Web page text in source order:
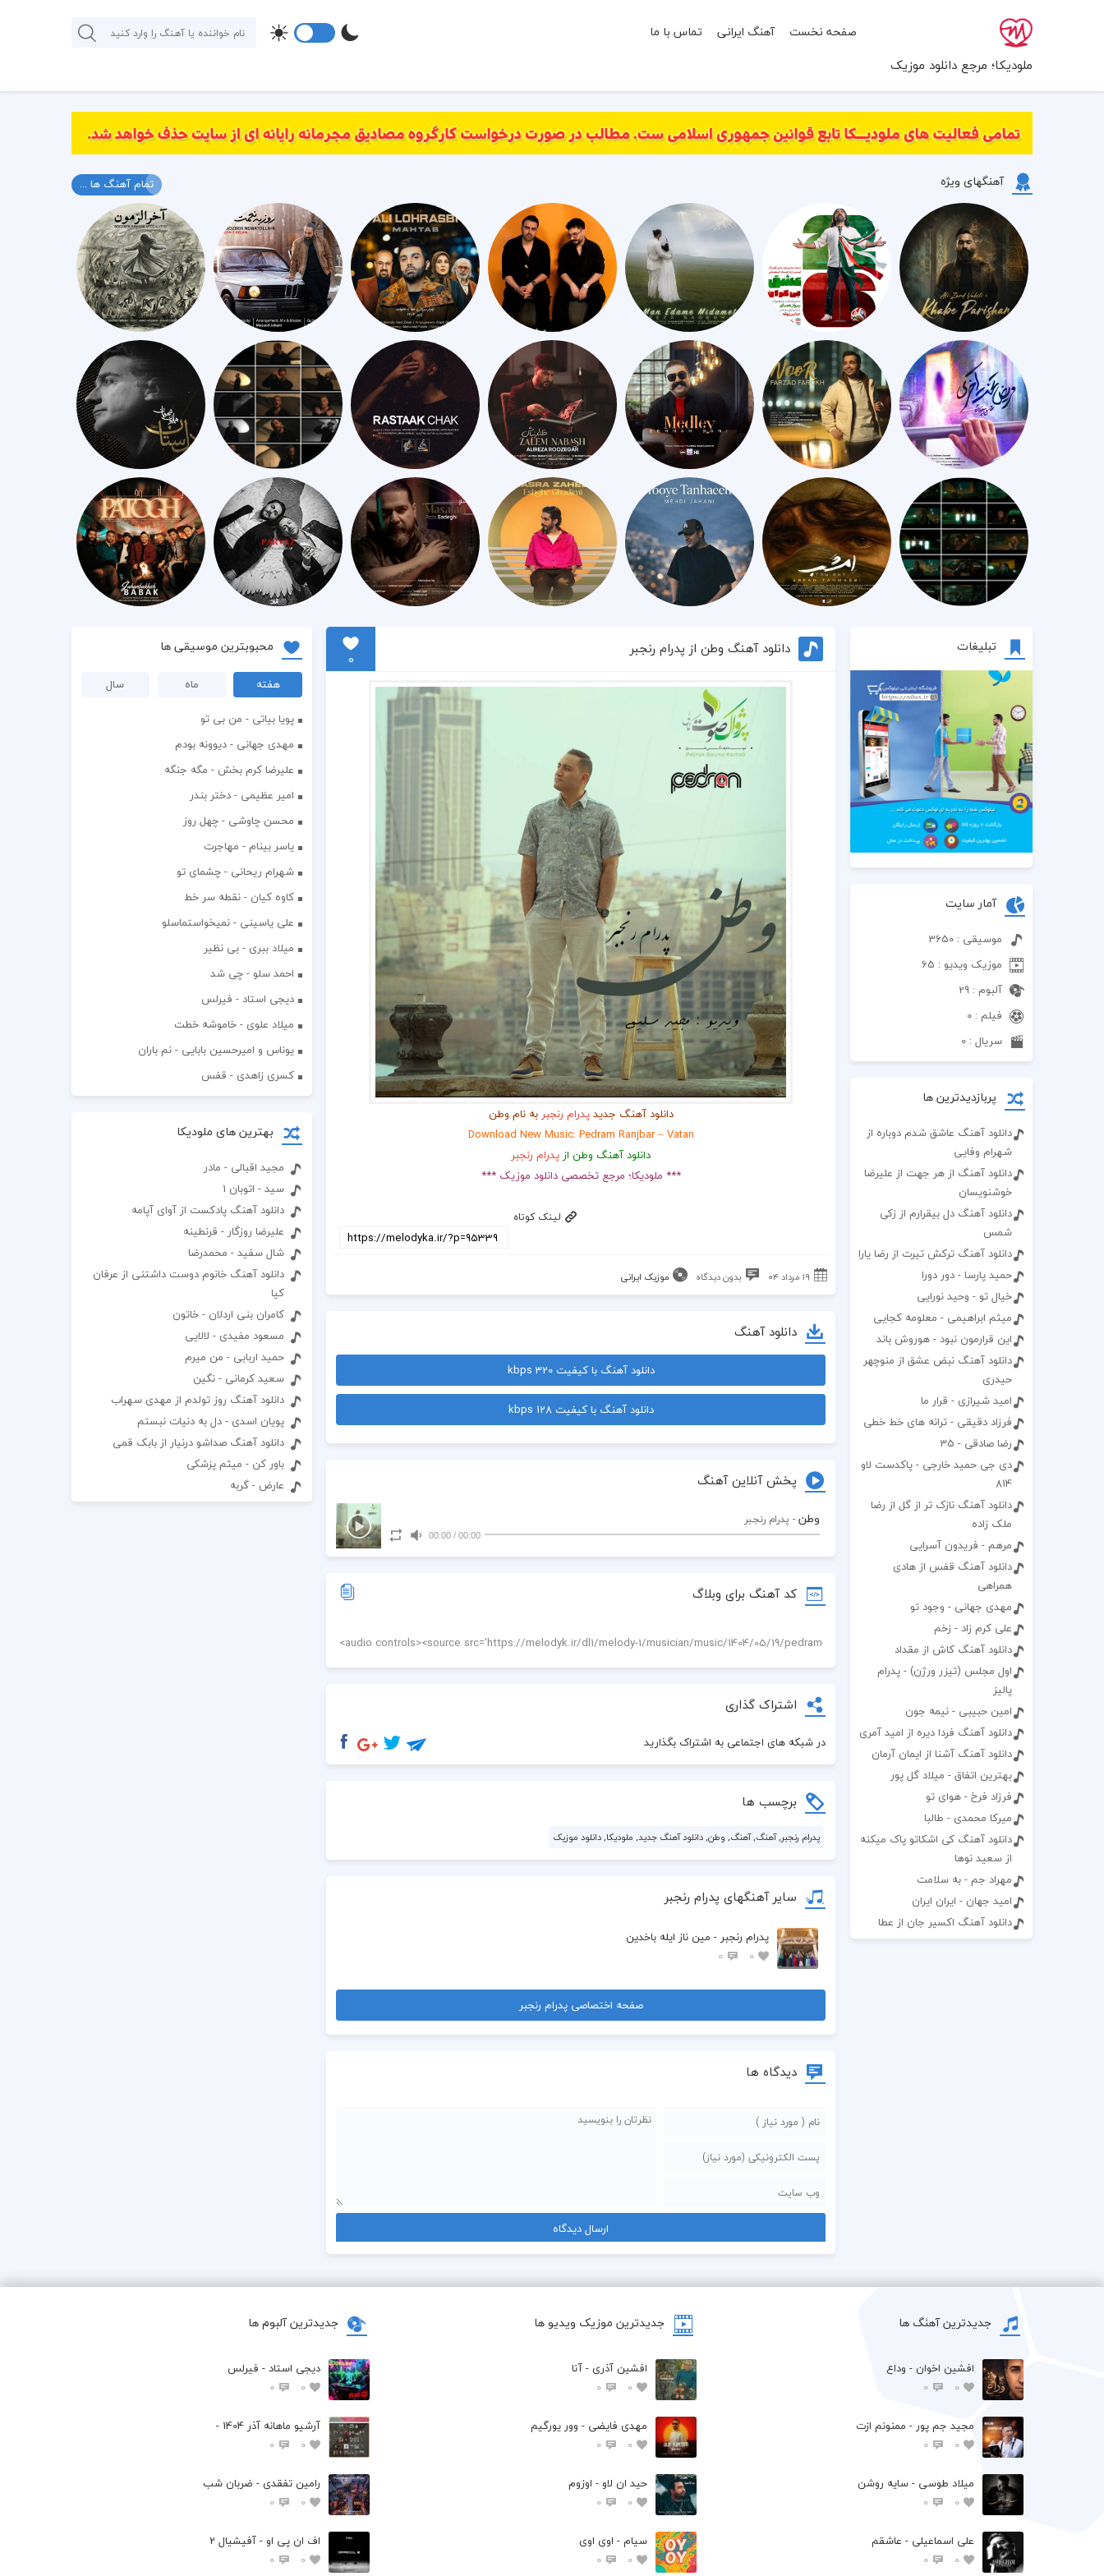
ملودیکا؛ مرجع دانلود موزیک
صفحه نخست آهنگ ایرانی تماس با ما
آهنگهای ویژه تمام آهنگ ها ...
تبلیغات
آمار سایت
موسیقی : 3650
موزیک ویدیو : 65
آلبوم : 29
فیلم : 0
سریال : 0
پربازدیدترین ها
دانلود آهنگ عاشق شدم دوباره از
شهرام وفایی
دانلود آهنگ از هر جهت از علیرضا
خوشنویسان
دانلود آهنگ دل بیقرارم از زکی
شمس
دانلود آهنگ ترکش تیرت از رضا یارا
حمید پارسا - دور دورا
خیال تو - وحید نورایی
میثم ابراهیمی - معلومه کجایی
این قرارمون نبود - هوروش باند
دانلود آهنگ نبض عشق از منوچهر
حیدری
امید شیرازی - قرار ما
فرزاد دقیقی - ترانه های خط خطی
رضا صادقی - 35
دی جی حمید خارجی - پاکدست لاو
814
دانلود آهنگ نازک تر از گل از رضا
ملک زاده
مرهم - فریدون آسرایی
دانلود آهنگ قفس از هادی
همراهی
مهدی جهانی - وجود تو
علی کرم زاد - زخم
دانلود آهنگ کاش از مقداد
اول مجلس (تیزر ورژن) - پدرام
پالیز
امین حبیبی - نیمه جون
دانلود آهنگ فردا دیره از امید آمری
دانلود آهنگ آشنا از ایمان آرمان
بهترین اتفاق - میلاد گل پور
فرزاد فرخ - هوای تو
میرکا محمدی - طالبا
دانلود آهنگ کی اشکاتو پاک میکنه
از سعید نوها
مهراد جم - به سلامت
امید جهان - ایران ایران
دانلود آهنگ اکسیر جان از عطا
دانلود آهنگ وطن از پدرام رنجبر
0
دانلود آهنگ جدیدپدرام رنجبر به نام وطن
Download New Music: Pedram Ranjbar – Vatan
دانلود آهنگ وطن از پدرام رنجبر
*** ملودیکا؛ مرجع تخصصی دانلود موزیک ***
لینک کوتاه
۱۹ مرداد ۰۴ بدون دیدگاه موزیک ایرانی
دانلود آهنگ
دانلود آهنگ با کیفیت 320 kbps
دانلود آهنگ با کیفیت 128 kbps
پخش آنلاین آهنگ
وطن - پدرام رنجبر
00:00
/
00:00
کد آهنگ برای وبلاگ
اشتراک گذاری
در شبکه های اجتماعی به اشتراک بگذارید
برچسب ها
پدرام رنجبر, آهنگ, آهنگ, وطن, دانلود آهنگ جدید, ملودیکا, دانلود موزیک
سایر آهنگهای پدرام رنجبر
پدرام رنجبر - مین ناز ایله باخدین
0
0
صفحه اختصاصی پدرام رنجبر
دیدگاه ها
محبوبترین موسیقی ها
هفته ماه
سال
پویا بیاتی - من بی تو
مهدی جهانی - دیوونه بودم
علیرضا کرم بخش - مگه جنگه
امیر عظیمی - دختر بندر
محسن چاوشی - چهل روز
یاسر بینام - مهاجرت
شهرام ریحانی - چشمای تو
کاوه کیان - نقطه سر خط
علی یاسینی - نمیخواستماسلو
میلاد ببری - بی نظیر
احمد سلو - چی شد
دیجی استاد - فیرلس
میلاد علوی - خاموشه خطت
یوناس و امیرحسین بابایی - نم باران
کسری زاهدی - قفس
بهترین های ملودیکا
مجید اقبالی - مادر
سید - اتوبان 1
دانلود آهنگ پادکست از آوای آپامه
عليرضا روزگار - قرنطينه
شال سفید - محمدرضا
دانلود آهنگ خانوم دوست داشتنی از عرفان
کیا
کامران بنی اردلان - خاتون
مسعود مفیدی - لالایی
حمید اربابی - من میرم
سعید کرمانی - نگین
دانلود آهنگ روز تولدم از مهدی سهراب
پویان اسدی - دل به دنیات نبستم
دانلود آهنگ صداشو درنیار از بابک قمی
باور کن - میثم پزشکی
عارض - گربه
جدیدترین آهنگ ها
افشين اخوان - وداع
0
0
مجید جم پور - ممنونم ازت
0
0
میلاد طوسی - سایه روشن
0
0
علی اسماعیلی - عاشقم
0
0
جدیدترین موزیک ویدیو ها
افشین آذری - آنا
0
0
مهدی فایضی - وور یورگیم
0
0
حید ان لاو - اوزوم
0
0
سیام - اوی اوی
0
0
جدیدترین آلبوم ها
دیجی استاد - فیرلس
0
0
آرشیو ماهانه آذر 1404 -
0
0
رامین تفقدی - ضربان شب
0
0
اف ان پی او - آفیشیال 2
0
0